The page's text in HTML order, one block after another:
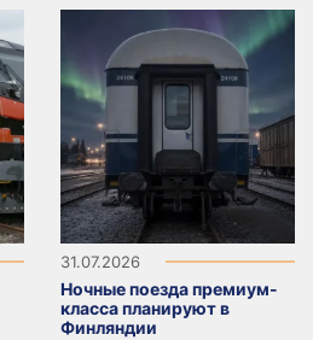
31.07.2026
Ночные поезда премиум-
класса планируют в
Финляндии